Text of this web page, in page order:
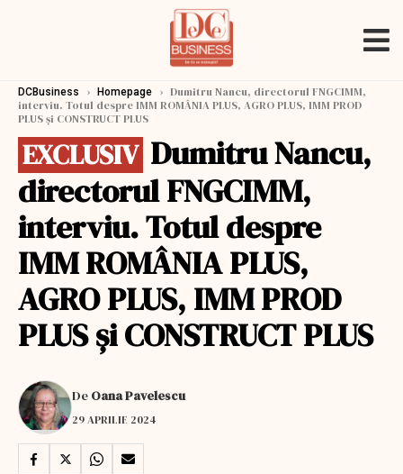
DCBusiness › Homepage › Dumitru Nancu, directorul FNGCIMM,
interviu. Totul despre IMM ROMÂNIA PLUS, AGRO PLUS, IMM PROD
PLUS şi CONSTRUCT PLUS
EXCLUSIV Dumitru Nancu,
directorul FNGCIMM,
interviu. Totul despre
IMM ROMÂNIA PLUS,
AGRO PLUS, IMM PROD
PLUS şi CONSTRUCT PLUS
De Oana Pavelescu
29 APRILIE 2024